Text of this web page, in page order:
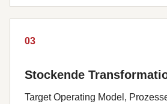
03
Stockende
Target Operating Model,